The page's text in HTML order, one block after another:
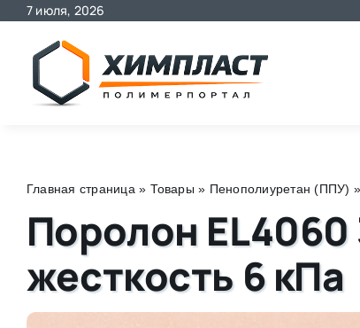
Skip
content
7 июля, 2026
Главная страница » Товары » Пенополиуретан (ППУ)
Поролон
жесткость 6 кПа